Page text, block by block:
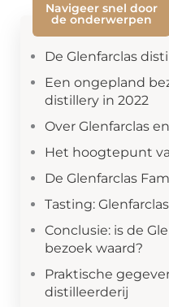
Navigeer snel door
de onderwerpen
De Glenfarclas
Een ongepland
distillery in 2022
Over Glenfarclas
Het hoogtepunt
De Glenfarclas
Tasting:
Conclusie: is de
bezoek waard?
Praktische
distilleerderij